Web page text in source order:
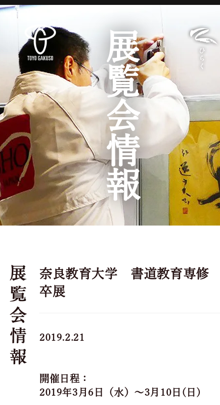
展覧会情報
奈良教育大学 書道教育専修
卒展
2019.2.21
開催日程：
2019年3月6日（水）～3月10日(日)